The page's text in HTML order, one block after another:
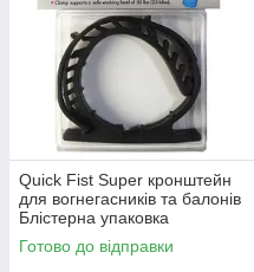
Quick Fist Super кронштейн
для вогнегасників та балонів
Блістерна упаковка
Готово до відправки